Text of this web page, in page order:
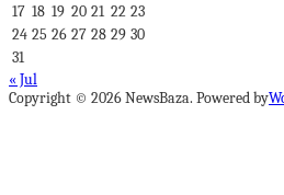
17 18 19 20 21 22 23
24 25 26 27 28 29 30
31
« Jul
Copyright © 2026 NewsBaza. Powered by